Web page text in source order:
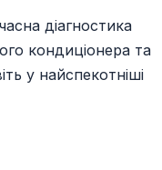
діагностика
кондиціонера та
у найспекотніші